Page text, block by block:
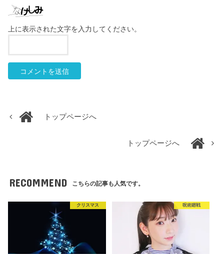
上に表示された文字を入力してください。
トップページへ
トップページへ
RECOMMEND こちらの記事も人気です。
クリスマス 呪術廻戦